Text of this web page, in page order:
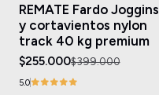
REMATE Fardo Joggins
y cortavientos nylon
track 40 kg premium
$255.000$399.000
5.0